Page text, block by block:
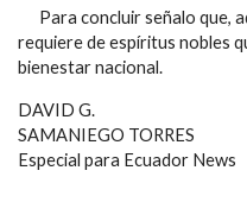
Para concluir señalo que,
requiere de espíritus nobles
bienestar nacional.
DAVID G.
SAMANIEGO TORRES
Especial para Ecuador News